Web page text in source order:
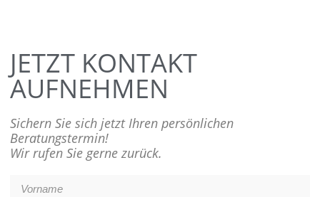
JETZT KONTAKT
AUFNEHMEN
Sichern Sie sich jetzt Ihren persönlichen
Beratungstermin!
Wir rufen Sie gerne zurück.